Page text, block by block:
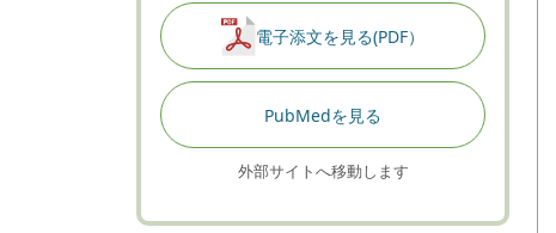
電子添文を見る(PDF）
PubMedを見る
外部サイトへ移動します